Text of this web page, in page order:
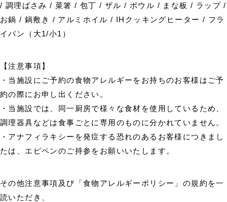
/ 調理ばさみ / 菜箸 / 包丁 / ザル / ボウル / まな板 / ラップ /
お鍋 / 鍋敷き / アルミホイル / IHクッキングヒーター / フラ
イパン（大1/小1）
【注意事項】
・当施設にご予約の食物アレルギーをお持ちのお客様はご予
約の際にお申し出ください。
・当施設では、同一厨房で様々な食材を使用しているため、
調理器具などは食事ごとに専用のものに分かれていません。
・アナフィラキシーを発症する恐れのあるお客様につきまし
たは、エピペンのご持参をお願いいたします。
その他注意事項及び「食物アレルギーポリシー」の規約を一
読いただき、